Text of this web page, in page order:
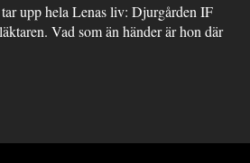
upp hela Lenas liv: Djurgården IF
Vad som än händer är hon där